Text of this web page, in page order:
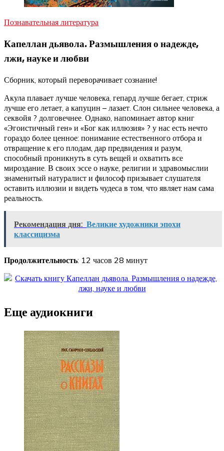
Познавательная литература
Капеллан дьявола. Размышления о надежде,
лжи, науке и любви
Сборник, который переворачивает сознание!
Акула плавает лучше человека, гепард лучше бегает, стриж
лучше его летает, а капуцин – лазает. Слон сильнее человека, а
секвойя ? долговечнее. Однако, напоминает автор книг
«Эгоистичный ген» и «Бог как иллюзия» ? у нас есть нечто
гораздо более ценное: понимание естественного отбора и
отвращение к его плодам, дар предвидения и разум,
способный проникнуть в суть вещей и охватить все
мироздание. В своих эссе о науке, религии и здравомыслии
знаменитый натуралист и философ призывает слушателя
оставить иллюзии и видеть чудеса в том, что являет нам сама
реальность.
Рекомендация дня: Великие художники эпохи
классицизма
Продолжительность: 12 часов 28 минут
Еще аудиокниги